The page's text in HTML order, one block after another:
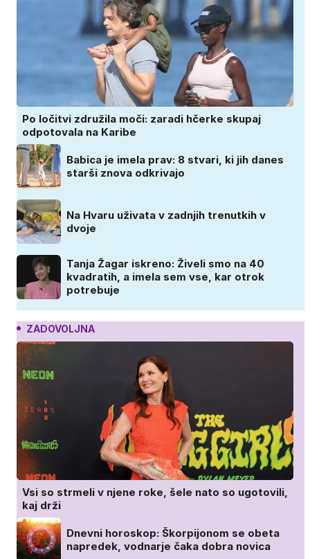
Po ločitvi združila moči: zaradi hčerke skupaj
odpotovala na Karibe
Babica je imela prav: 8 stvari, ki jih danes
starši znova odkrivajo
Na Hvaru uživata v zadnjih trenutkih v
dvoje
Tanja Žagar iskreno: Živeli smo na 40
kvadratih, a imela sem vse, kar otrok
potrebuje
ZADOVOLJNA
Vsi so strmeli v njene roke, šele nato so ugotovili,
kaj drži
Dnevni horoskop: Škorpijonom se obeta
napredek, vodnarje čaka dobra novica